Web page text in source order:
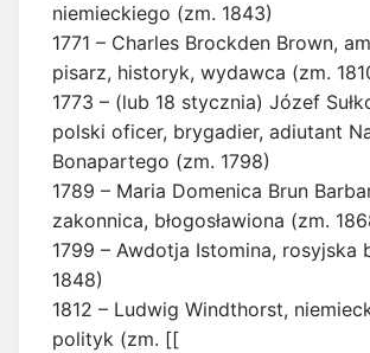
niemieckiego (zm. 1843)
1771 – Charles Brockden Brown,
pisarz, historyk, wydawca (zm.
1773 – (lub 18 stycznia) Józef
polski oficer, brygadier, adiutant
Bonapartego (zm. 1798)
1789 – Maria Domenica Brun
zakonnica, błogosławiona (zm.
1799 – Awdotja Istomina, rosyjska
1848)
1812 – Ludwig Windthorst,
polityk (zm. [[